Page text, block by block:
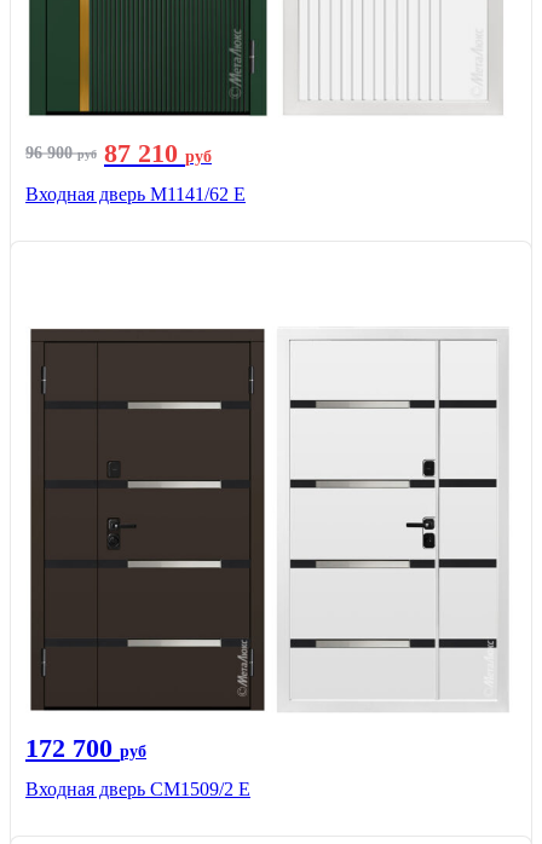
96 900руб 87 210 руб
Входная дверь М1141/62 Е
172 700 руб
Входная дверь CМ1509/2 Е